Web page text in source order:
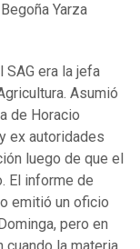
Yarza
SAG era la jefa
Asumió
de Horacio
ex autoridades
luego de que el
El informe de
emitió un oficio
pero en